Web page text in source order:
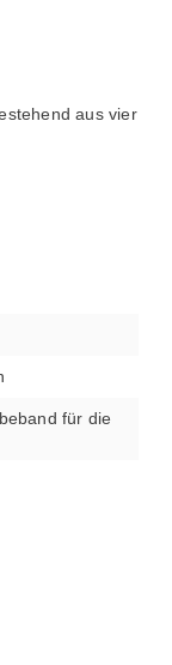
aus vier
für die